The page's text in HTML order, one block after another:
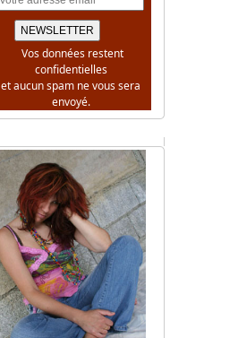
Vos données restent
confidentielles
et aucun spam ne vous sera
envoyé.